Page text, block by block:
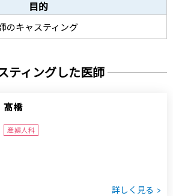
目的
のキャスティング
ティングした医師
髙橋
産婦人科
詳しく見る